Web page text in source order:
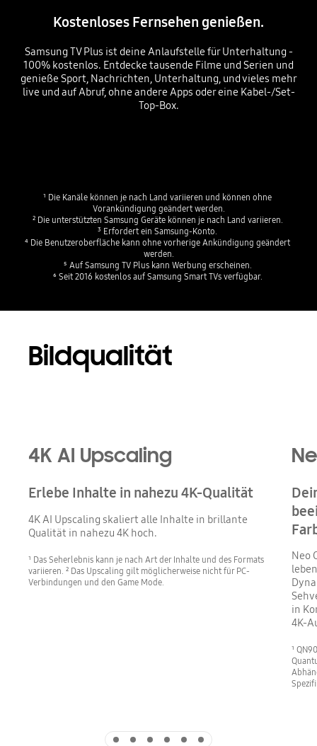
Kostenloses Fernsehen genießen.
Samsung TV Plus ist deine Anlaufstelle für Unterhaltung -
100% kostenlos. Entdecke tausende Filme und Serien und
genieße Sport, Nachrichten, Unterhaltung, und vieles mehr
live und auf Abruf, ohne andere Apps oder eine Kabel-/Set-
Top-Box.
¹ Die Kanäle können je nach Land variieren und können ohne
Vorankündigung geändert werden.​
² Die unterstützten Samsung Geräte können je nach Land variieren. ​​
³ Erfordert ein Samsung-Konto. ​​
⁴ Die Benutzeroberfläche kann ohne vorherige Ankündigung geändert
werden.​​
⁵ Auf Samsung TV Plus kann Werbung erscheinen. ​​
⁶ Seit 2016 kostenlos auf Samsung Smart TVs verfügbar.
Bildqualität
4K AI Upscaling
Erlebe Inhalte in nahezu 4K-Qualität
4K AI Upscaling skaliert alle Inhalte in brillante
Qualität in nahezu 4K hoch.
¹ Das Seherlebnis kann je nach Art der Inhalte und des Formats
variieren. ² Das Upscaling gilt möglicherweise nicht für PC-
Verbindungen und den Game Mode.
Neo
in
4K-
¹